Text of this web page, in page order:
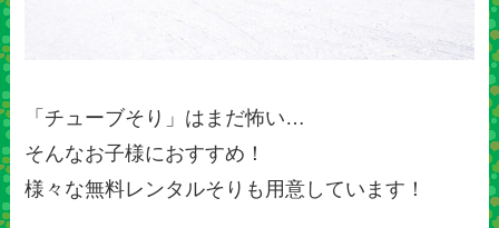
「チューブそり」はまだ怖い…
そんなお子様におすすめ！
様々な無料レンタルそりも用意しています！